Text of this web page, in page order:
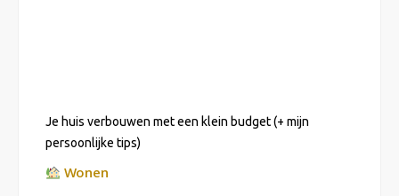
Je huis verbouwen met een klein budget (+ mijn
persoonlijke tips)
Wonen